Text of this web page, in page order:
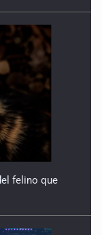
felino que